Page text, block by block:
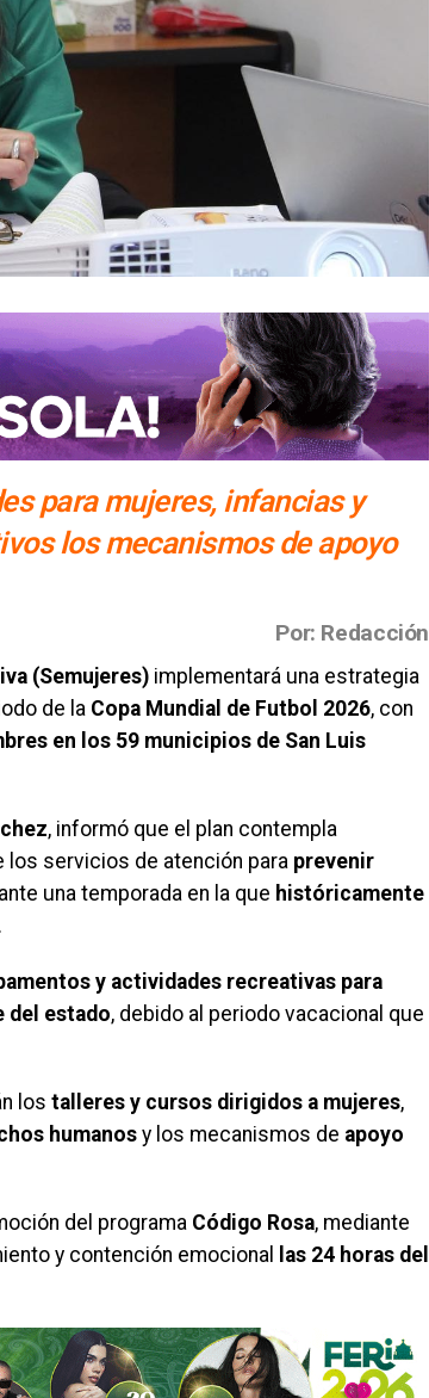
para mujeres, infancias y
los mecanismos de apoyo
Por: Redacción
(Semujeres) implementará una estrategia
de la Copa Mundial de Futbol 2026, con
en los 59 municipios de San Luis
, informó que el plan contempla
los servicios de atención para prevenir
una temporada en la que históricamente
.
y actividades recreativas para
del estado, debido al periodo vacacional que
los talleres y cursos dirigidos a mujeres,
humanos y los mecanismos de apoyo
del programa Código Rosa, mediante
y contención emocional
las 24 horas del